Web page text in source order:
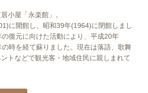
小屋「永楽館」。
に開館し、昭和39年(1964)に閉館しまし
の復元に向けた活動により、平成20年
時を経て蘇りました。現在は落語、歌舞
トなどで観光客・地域住民に親しまれて